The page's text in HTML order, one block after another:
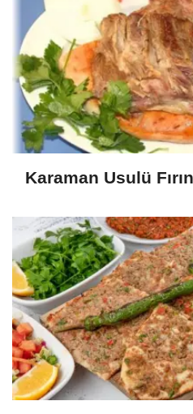
Karaman Usulü